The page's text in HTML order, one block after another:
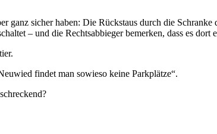
ganz sicher haben: Die Rückstaus durch die
– und die Rechtsabbieger bemerken, dass es dort
findet man sowieso keine Parkplätze“.